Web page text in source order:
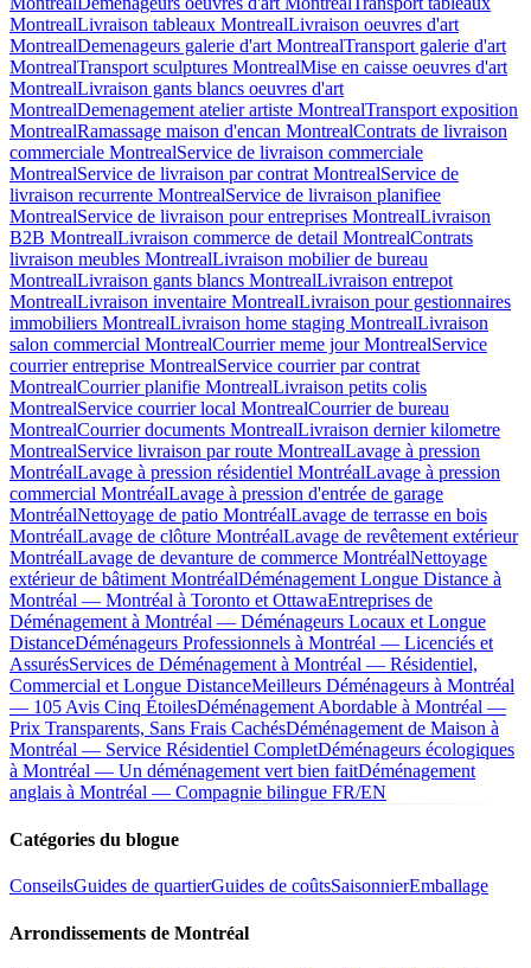
MontrealLivraison tableaux MontrealLivraison oeuvres d'art
MontrealDemenageurs galerie d'art MontrealTransport galerie d'art
MontrealTransport sculptures MontrealMise en caisse oeuvres d'art
MontrealLivraison gants blancs oeuvres d'art
MontrealDemenagement atelier artiste MontrealTransport exposition
MontrealRamassage maison d'encan MontrealContrats de livraison
commerciale MontrealService de livraison commerciale
MontrealService de livraison par contrat MontrealService de
livraison recurrente MontrealService de livraison planifiee
MontrealService de livraison pour entreprises MontrealLivraison
B2B MontrealLivraison commerce de detail MontrealContrats
livraison meubles MontrealLivraison mobilier de bureau
MontrealLivraison gants blancs MontrealLivraison entrepot
MontrealLivraison inventaire MontrealLivraison pour gestionnaires
immobiliers MontrealLivraison home staging MontrealLivraison
salon commercial MontrealCourrier meme jour MontrealService
courrier entreprise MontrealService courrier par contrat
MontrealCourrier planifie MontrealLivraison petits colis
MontrealService courrier local MontrealCourrier de bureau
MontrealCourrier documents MontrealLivraison dernier kilometre
MontrealService livraison par route MontrealLavage à pression
MontréalLavage à pression résidentiel MontréalLavage à pression
commercial MontréalLavage à pression d'entrée de garage
MontréalNettoyage de patio MontréalLavage de terrasse en bois
MontréalLavage de clôture MontréalLavage de revêtement extérieur
MontréalLavage de devanture de commerce MontréalNettoyage
extérieur de bâtiment MontréalDéménagement Longue Distance à
Montréal — Montréal à Toronto et OttawaEntreprises de
Déménagement à Montréal — Déménageurs Locaux et Longue
DistanceDéménageurs Professionnels à Montréal — Licenciés et
AssurésServices de Déménagement à Montréal — Résidentiel,
Commercial et Longue DistanceMeilleurs Déménageurs à Montréal
— 105 Avis Cinq ÉtoilesDéménagement Abordable à Montréal —
Prix Transparents, Sans Frais CachésDéménagement de Maison à
Montréal — Service Résidentiel CompletDéménageurs écologiques
à Montréal — Un déménagement vert bien faitDéménagement
anglais à Montréal — Compagnie bilingue FR/EN
Catégories du blogue
ConseilsGuides de quartierGuides de coûtsSaisonnierEmballage
Arrondissements de Montréal